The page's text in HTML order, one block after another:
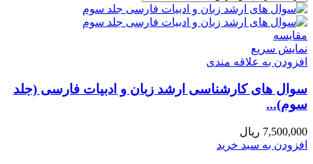
مقايسه
نمایش سریع
افزودن به علاقه مندی
سوال های کارشناسی ارشد زبان و ادبیات فارسی (جلد
سوم)...
7,500,000 ریال
افزودن به سبد خرید